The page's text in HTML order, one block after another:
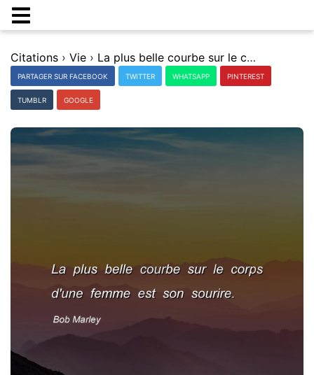
Citations › Vie › La plus belle courbe sur le corps d'une femme est son sourire.
PARTAGER SUR FACEBOOK TWITTER WHATSAPP PINTEREST
TUMBLR GOOGLE